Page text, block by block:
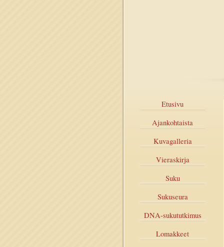
Etusivu
Ajankohtaista
Kuvagalleria
Vieraskirja
Suku
Sukuseura
DNA-sukututkimus
Lomakkeet